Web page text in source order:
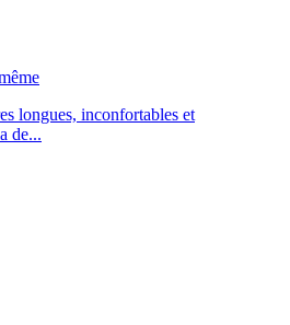
longues, inconfortables et
de...